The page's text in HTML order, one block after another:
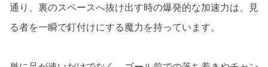
通り、裏のスペースへ抜け出す時の爆発的な加速力は、見
る者を一瞬で釘付けにする魔力を持っています。